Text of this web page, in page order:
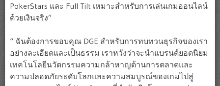
PokerStars และ Full Tilt เหมาะสำหรับการเล่นเกมออนไลน์
ด้วยเงินจริง”
“ ฉันต้องการขอบคุณ DGE สำหรับการทบทวนธุรกิจของเรา
อย่างละเอียดและเป็นธรรม เราหวังว่าจะนำแบรนด์ยอดนิยม
เทคโนโลยีนวัตกรรมความกล้าหาญด้านการตลาดและ
ความปลอดภัยระดับโลกและความสมบูรณ์ของเกมไปสู่